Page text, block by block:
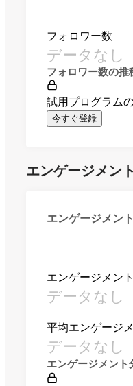
フォロワー数
データなし
フォロワー数の推
試用プログラム
今すぐ登録
エンゲージメン
エンゲージメン
エンゲージメン
データなし
平均エンゲージ
データなし
エンゲージメン